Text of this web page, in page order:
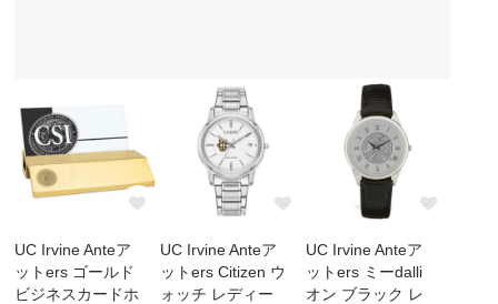
UC Irvine Anteア
ットers ゴールド
ビジネスカードホ
UC Irvine Anteア
ットers Citizen ウ
ォッチ レディー
UC Irvine Anteア
ットers ミーdalli
オン ブラック レ